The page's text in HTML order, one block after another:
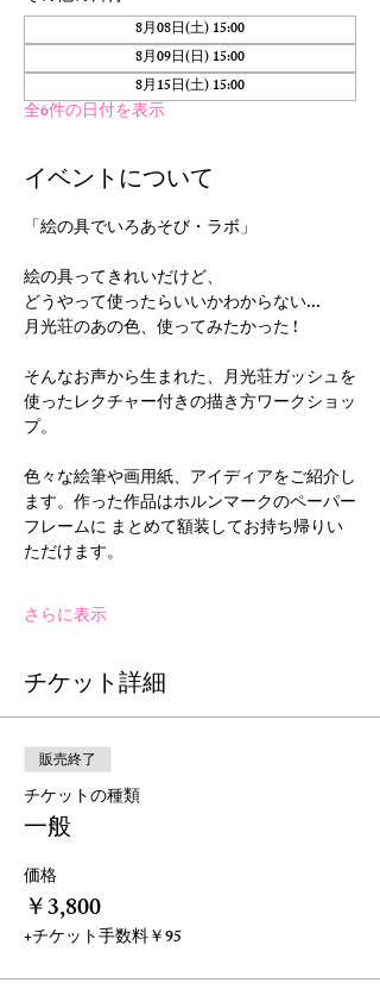
8月08日(土) 15:00
8月09日(日) 15:00
8月15日(土) 15:00
全6件の日付を表示
イベントについて
「絵の具でいろあそび・ラボ」
絵の具ってきれいだけど、
どうやって使ったらいいかわからない...
月光荘のあの色、使ってみたかった !
そんなお声から生まれた、月光荘ガッシュを
使ったレクチャー付きの描き方ワークショッ
プ。
色々な絵筆や画用紙、アイディアをご紹介し
ます。作った作品はホルンマークのペーパー
フレームに まとめて額装してお持ち帰りい
ただけます。 ​
さらに表示
チケット詳細
販売終了
チケットの種類
一般
価格
￥3,800
+チケット手数料￥95